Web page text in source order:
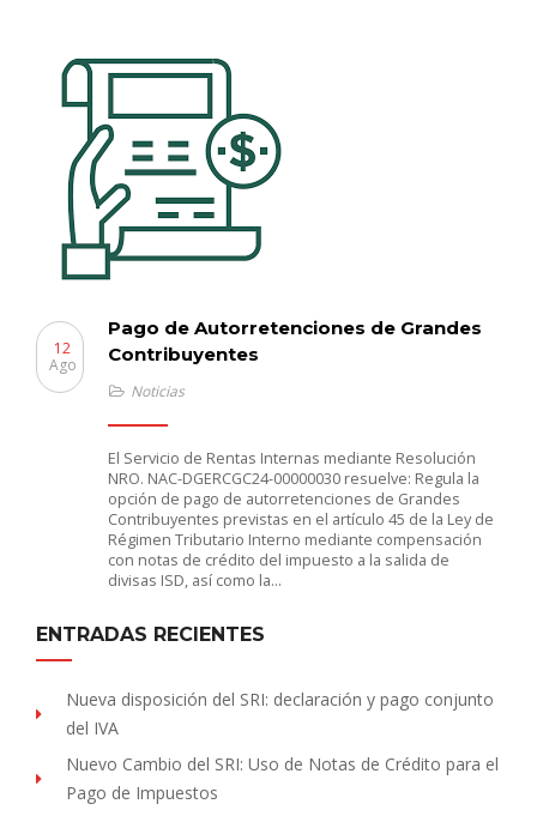
Pago de Autorretenciones de Grandes
Contribuyentes
12
Ago
Noticias
El Servicio de Rentas Internas mediante Resolución
NRO. NAC-DGERCGC24-00000030 resuelve: Regula la
opción de pago de autorretenciones de Grandes
Contribuyentes previstas en el artículo 45 de la Ley de
Régimen Tributario Interno mediante compensación
con notas de crédito del impuesto a la salida de
divisas ISD, así como la…
ENTRADAS RECIENTES
Nueva disposición del SRI: declaración y pago conjunto
del IVA
Nuevo Cambio del SRI: Uso de Notas de Crédito para el
Pago de Impuestos